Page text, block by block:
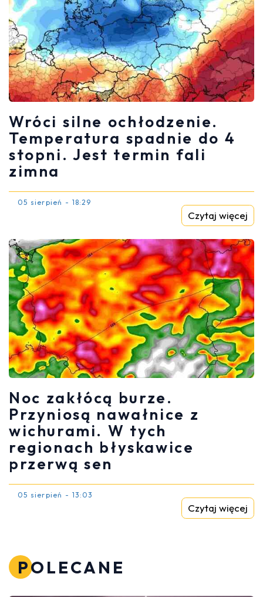
Wróci silne ochłodzenie.
Temperatura spadnie do 4
stopni. Jest termin fali
zimna
05 sierpień - 18:29
Czytaj więcej
Noc zakłócą burze.
Przyniosą nawałnice z
wichurami. W tych
regionach błyskawice
przerwą sen
05 sierpień - 13:03
Czytaj więcej
POLECANE